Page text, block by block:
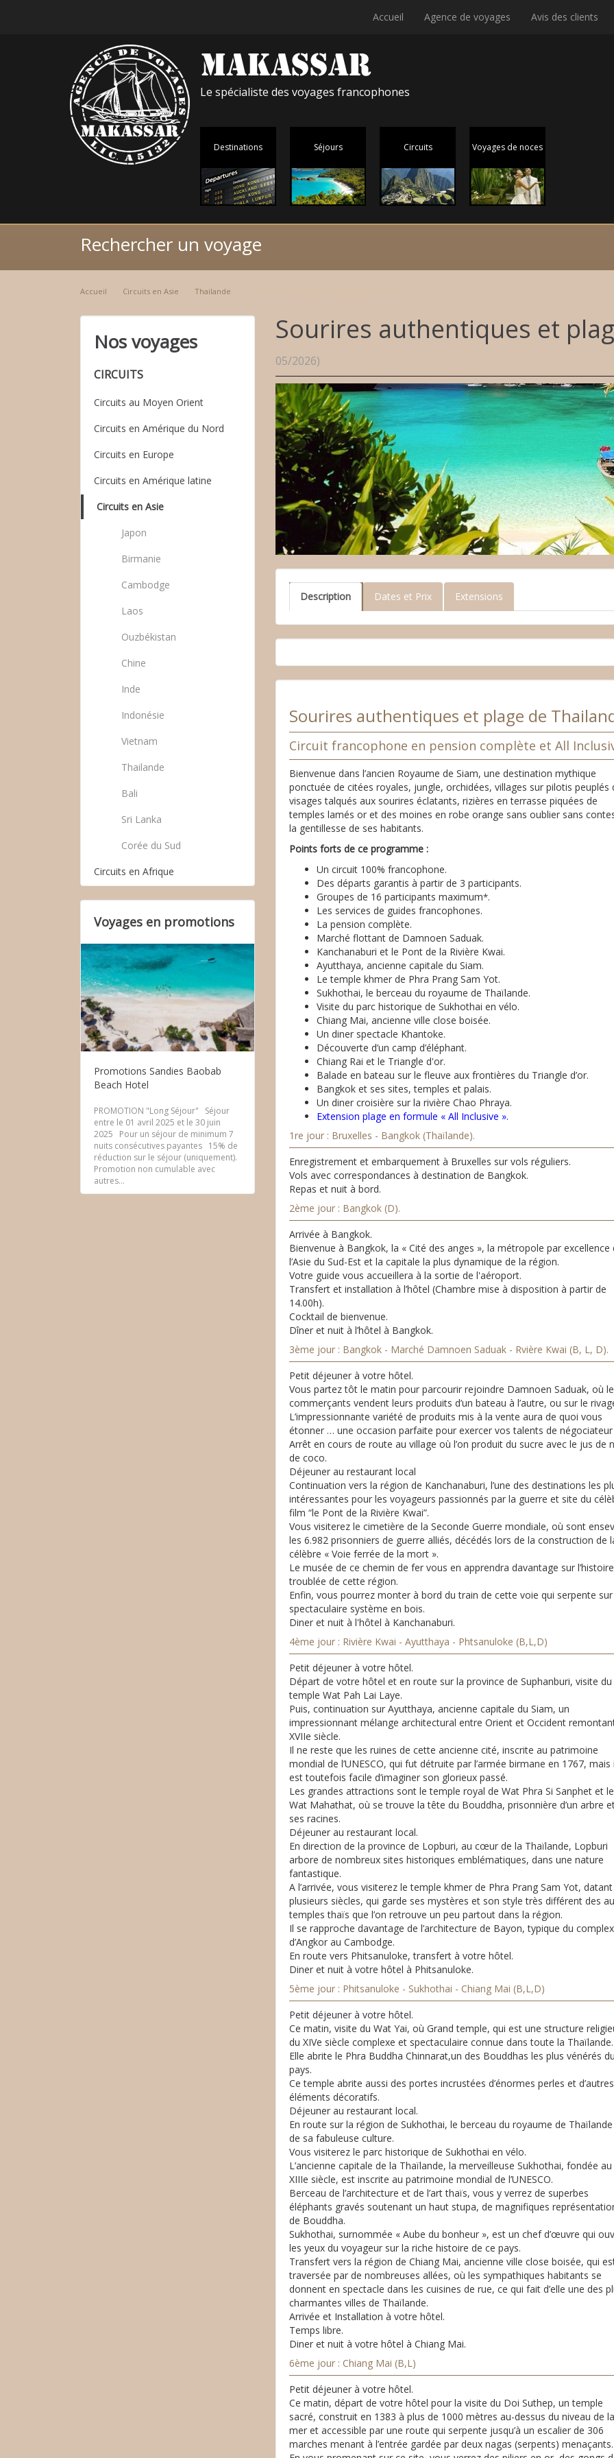
Accueil Agence de voyages Avis des clients
Le spécialiste des voyages francophones
Destinations Séjours Circuits Voyages de noces
Rechercher un voyage
Accueil Circuits en Asie Thailande
Nos voyages
CIRCUITS
Circuits au Moyen Orient
Circuits en Amérique du Nord
Circuits en Europe
Circuits en Amérique latine
Circuits en Asie
Japon
Birmanie
Cambodge
Laos
Ouzbékistan
Chine
Inde
Indonésie
Vietnam
Thailande
Bali
Sri Lanka
Corée du Sud
Circuits en Afrique
Voyages en promotions
Promotions Sandies Baobab
Beach Hotel
PROMOTION "Long Séjour" Séjour
entre le 01 avril 2025 et le 30 juin
2025 Pour un séjour de minimum 7
nuits consécutives payantes 15% de
réduction sur le séjour (uniquement).
Promotion non cumulable avec
autres...
Sourires authentiques et
05/2026)
Description Dates et Prix Extensions
Sourires authentiques et plage de
Circuit francophone en pension complète et All
Bienvenue dans l’ancien Royaume de Siam, une destination mythique
ponctuée de citées royales, jungle, orchidées, villages sur pilotis peuplés
visages talqués aux sourires éclatants, rizières en terrasse piquées de
temples lamés or et des moines en robe orange sans oublier sans
la gentillesse de ses habitants.
Points forts de ce programme :
Un circuit 100% francophone.
Des départs garantis à partir de 3 participants.
Groupes de 16 participants maximum*.
Les services de guides francophones.
La pension complète.
Marché flottant de Damnoen Saduak.
Kanchanaburi et le Pont de la Rivière Kwai.
Ayutthaya, ancienne capitale du Siam.
Le temple khmer de Phra Prang Sam Yot.
Sukhothai, le berceau du royaume de Thaïlande.
Visite du parc historique de Sukhothai en vélo.
Chiang Mai, ancienne ville close boisée.
Un diner spectacle Khantoke.
Découverte d’un camp d’éléphant.
Chiang Rai et le Triangle d'or.
Balade en bateau sur le fleuve aux frontières du Triangle d’or.
Bangkok et ses sites, temples et palais.
Un diner croisière sur la rivière Chao Phraya.
Extension plage en formule « All Inclusive ».
1re jour : Bruxelles - Bangkok (Thaïlande).
Enregistrement et embarquement à Bruxelles sur vols réguliers.
Vols avec correspondances à destination de Bangkok.
Repas et nuit à bord.
2ème jour : Bangkok (D).
Arrivée à Bangkok.
Bienvenue à Bangkok, la « Cité des anges », la métropole par excellence
l’Asie du Sud-Est et la capitale la plus dynamique de la région.
Votre guide vous accueillera à la sortie de l'aéroport.
Transfert et installation à l’hôtel (Chambre mise à disposition à partir de
14.00h).
Cocktail de bienvenue.
Dîner et nuit à l’hôtel à Bangkok.
3ème jour : Bangkok - Marché Damnoen Saduak - Rvière Kwai (B, L, D).
Petit déjeuner à votre hôtel.
Vous partez tôt le matin pour parcourir rejoindre Damnoen Saduak, où
commerçants vendent leurs produits d’un bateau à l’autre, ou sur le
L’impressionnante variété de produits mis à la vente aura de quoi vous
étonner … une occasion parfaite pour exercer vos talents de négociateur
Arrêt en cours de route au village où l’on produit du sucre avec le jus de
de coco.
Déjeuner au restaurant local
Continuation vers la région de Kanchanaburi, l’une des destinations les
intéressantes pour les voyageurs passionnés par la guerre et site du
film “le Pont de la Rivière Kwai”.
Vous visiterez le cimetière de la Seconde Guerre mondiale, où sont
les 6.982 prisonniers de guerre alliés, décédés lors de la construction de
célèbre « Voie ferrée de la mort ».
Le musée de ce chemin de fer vous en apprendra davantage sur l’histoire
troublée de cette région.
Enfin, vous pourrez monter à bord du train de cette voie qui serpente sur
spectaculaire système en bois.
Diner et nuit à l'hôtel à Kanchanaburi.
4ème jour : Rivière Kwai - Ayutthaya - Phtsanuloke (B,L,D)
Petit déjeuner à votre hôtel.
Départ de votre hôtel et en route sur la province de Suphanburi, visite du
temple Wat Pah Lai Laye.
Puis, continuation sur Ayutthaya, ancienne capitale du Siam, un
impressionnant mélange architectural entre Orient et Occident
XVIIe siècle.
Il ne reste que les ruines de cette ancienne cité, inscrite au patrimoine
mondial de l’UNESCO, qui fut détruite par l’armée birmane en 1767, mais
est toutefois facile d’imaginer son glorieux passé.
Les grandes attractions sont le temple royal de Wat Phra Si Sanphet et le
Wat Mahathat, où se trouve la tête du Bouddha, prisonnière d’un arbre
ses racines.
Déjeuner au restaurant local.
En direction de la province de Lopburi, au cœur de la Thaïlande, Lopburi
arbore de nombreux sites historiques emblématiques, dans une nature
fantastique.
A l’arrivée, vous visiterez le temple khmer de Phra Prang Sam Yot,
plusieurs siècles, qui garde ses mystères et son style très différent des
temples thaïs que l’on retrouve un peu partout dans la région.
Il se rapproche davantage de l’architecture de Bayon, typique du
d’Angkor au Cambodge.
En route vers Phitsanuloke, transfert à votre hôtel.
Diner et nuit à votre hôtel à Phitsanuloke.
5ème jour : Phitsanuloke - Sukhothai - Chiang Mai (B,L,D)
Petit déjeuner à votre hôtel.
Ce matin, visite du Wat Yai, où Grand temple, qui est une structure
du XIVe siècle complexe et spectaculaire connue dans toute la Thaïlande.
Elle abrite le Phra Buddha Chinnarat,un des Bouddhas les plus vénérés du
pays.
Ce temple abrite aussi des portes incrustées d’énormes perles et d’autres
éléments décoratifs.
Déjeuner au restaurant local.
En route sur la région de Sukhothai, le berceau du royaume de
de sa fabuleuse culture.
Vous visiterez le parc historique de Sukhothai en vélo.
L’ancienne capitale de la Thaïlande, la merveilleuse Sukhothai, fondée au
XIIIe siècle, est inscrite au patrimoine mondial de l’UNESCO.
Berceau de l’architecture et de l’art thaïs, vous y verrez de superbes
éléphants gravés soutenant un haut stupa, de magnifiques
de Bouddha.
Sukhothai, surnommée « Aube du bonheur », est un chef d’œuvre qui
les yeux du voyageur sur la riche histoire de ce pays.
Transfert vers la région de Chiang Mai, ancienne ville close boisée, qui
traversée par de nombreuses allées, où les sympathiques habitants se
donnent en spectacle dans les cuisines de rue, ce qui fait d’elle une des
charmantes villes de Thaïlande.
Arrivée et Installation à votre hôtel.
Temps libre.
Diner et nuit à votre hôtel à Chiang Mai.
6ème jour : Chiang Mai (B,L)
Petit déjeuner à votre hôtel.
Ce matin, départ de votre hôtel pour la visite du Doi Suthep, un temple
sacré, construit en 1383 à plus de 1000 mètres au-dessus du niveau de la
mer et accessible par une route qui serpente jusqu’à un escalier de 306
marches menant à l’entrée gardée par deux nagas (serpents) menaçants.